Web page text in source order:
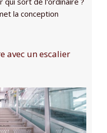
la conception
avec un escalier